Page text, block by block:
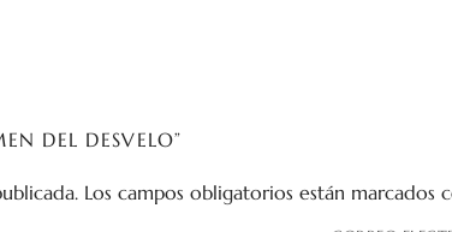
DEL DESVELO”
Los campos obligatorios están marcados